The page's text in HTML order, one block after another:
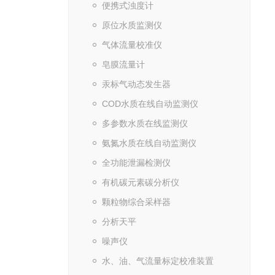
便携式浊度计
原位水质监测仪
气体流量校准仪
皂膜流量计
汞标气动态发生器
COD水质在线自动监测仪
多参数水质在线监测仪
氨氮水质在线自动监测仪
全功能泄漏检测仪
有机碳元素碳分析仪
颗粒物综合采样器
分析天平
噪声仪
水、油、气流量标定校准装置